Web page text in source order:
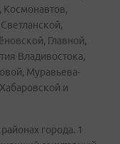
Главной,
Владивостока,
Муравьева-
и
города. 1